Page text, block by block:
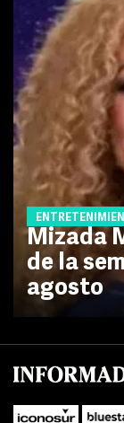
Mizada
de la
agosto